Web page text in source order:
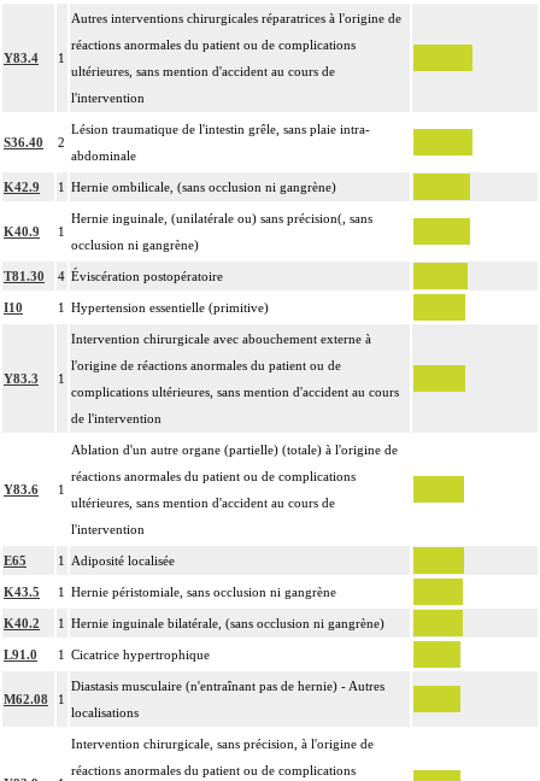
Y83.4 1
Autres interventions chirurgicales réparatrices à l'origine de
réactions anormales du patient ou de complications
ultérieures, sans mention d'accident au cours de
l'intervention
S36.40 2
Lésion traumatique de l'intestin grêle, sans plaie intra-
abdominale
K42.9 1 Hernie ombilicale, (sans occlusion ni gangrène)
K40.9 1
Hernie inguinale, (unilatérale ou) sans précision(, sans
occlusion ni gangrène)
T81.30 4 Éviscération postopératoire
I10 1 Hypertension essentielle (primitive)
Y83.3 1
Intervention chirurgicale avec abouchement externe à
l'origine de réactions anormales du patient ou de
complications ultérieures, sans mention d'accident au cours
de l'intervention
Y83.6 1
Ablation d'un autre organe (partielle) (totale) à l'origine de
réactions anormales du patient ou de complications
ultérieures, sans mention d'accident au cours de
l'intervention
E65 1 Adiposité localisée
K43.5 1 Hernie péristomiale, sans occlusion ni gangrène
K40.2 1 Hernie inguinale bilatérale, (sans occlusion ni gangrène)
L91.0 1 Cicatrice hypertrophique
M62.08 1
Diastasis musculaire (n'entraînant pas de hernie) - Autres
localisations
Intervention chirurgicale, sans précision, à l'origine de
réactions anormales du patient ou de complications